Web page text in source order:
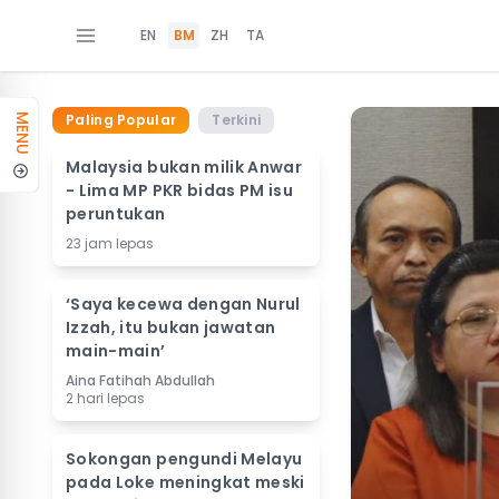
EN BM ZH TA
MENU Paling Popular Terkini
Malaysia bukan milik Anwar
- Lima MP PKR bidas PM isu
peruntukan
23 jam lepas
‘Saya kecewa dengan Nurul
Izzah, itu bukan jawatan
main-main’
Aina Fatihah Abdullah
2 hari lepas
Sokongan pengundi Melayu
pada Loke meningkat meski